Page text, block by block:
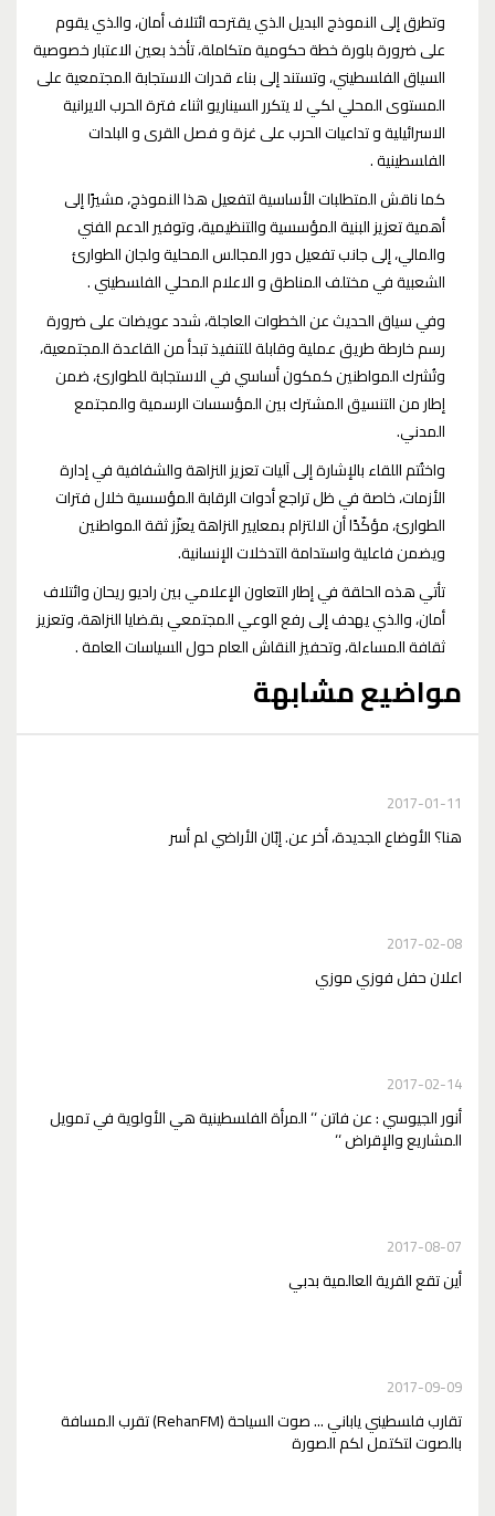
وتطرق إلى النموذج البديل الذي يقترحه ائتلاف أمان، والذي يقوم
على ضرورة بلورة خطة حكومية متكاملة، تأخذ بعين الاعتبار خصوصية
السياق الفلسطيني، وتستند إلى بناء قدرات الاستجابة المجتمعية على
المستوى المحلي لكي لا يتكرر السيناريو اثناء فترة الحرب الايرانية
الاسرائيلية و تداعيات الحرب على غزة و فصل القرى و البلدات
الفلسطينية .
كما ناقش المتطلبات الأساسية لتفعيل هذا النموذج، مشيرًا إلى
أهمية تعزيز البنية المؤسسية والتنظيمية، وتوفير الدعم الفني
والمالي، إلى جانب تفعيل دور المجالس المحلية ولجان الطوارئ
الشعبية في مختلف المناطق و الاعلام المحلي الفلسطيني .
وفي سياق الحديث عن الخطوات العاجلة، شدد عويضات على ضرورة
رسم خارطة طريق عملية وقابلة للتنفيذ تبدأ من القاعدة المجتمعية،
وتُشرك المواطنين كمكون أساسي في الاستجابة للطوارئ، ضمن
إطار من التنسيق المشترك بين المؤسسات الرسمية والمجتمع
المدني.
واختُتم اللقاء بالإشارة إلى آليات تعزيز النزاهة والشفافية في إدارة
الأزمات، خاصة في ظل تراجع أدوات الرقابة المؤسسية خلال فترات
الطوارئ، مؤكّدًا أن الالتزام بمعايير النزاهة يعزّز ثقة المواطنين
ويضمن فاعلية واستدامة التدخلات الإنسانية.
تأتي هذه الحلقة في إطار التعاون الإعلامي بين راديو ريحان وائتلاف
أمان، والذي يهدف إلى رفع الوعي المجتمعي بقضايا النزاهة، وتعزيز
ثقافة المساءلة، وتحفيز النقاش العام حول السياسات العامة .
مواضيع مشابهة
2017-01-11
هنا؟ الأوضاع الجديدة، أخر عن. إبّان الأراضي لم أسر
2017-02-08
اعلان حفل فوزي موزي
2017-02-14
أنور الجيوسي : عن فاتن ‘‘ المرأة الفلسطينية هي الأولوية في تمويل
المشاريع والإقراض ‘‘
2017-08-07
أين تقع القرية العالمية بدبي
2017-09-09
تقارب فلسطيني ياباني ... صوت السياحة (RehanFM) تقرب المسافة
بالصوت لتكتمل لكم الصورة